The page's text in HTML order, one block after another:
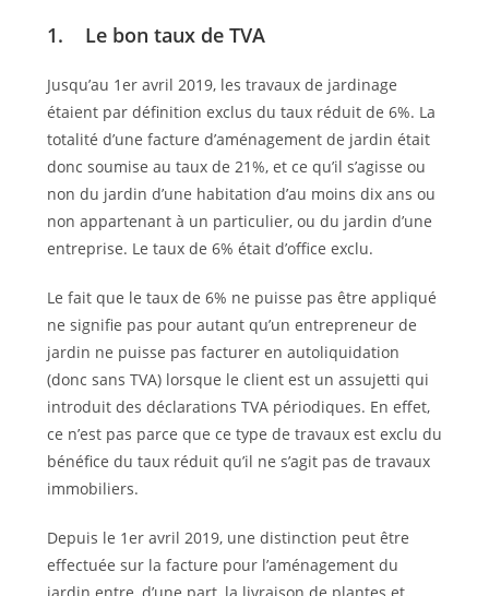
1. Le bon taux de TVA
Jusqu’au 1er avril 2019, les travaux de jardinage
étaient par définition exclus du taux réduit de 6%. La
totalité d’une facture d’aménagement de jardin était
donc soumise au taux de 21%, et ce qu’il s’agisse ou
non du jardin d’une habitation d’au moins dix ans ou
non appartenant à un particulier, ou du jardin d’une
entreprise. Le taux de 6% était d’office exclu.
Le fait que le taux de 6% ne puisse pas être appliqué
ne signifie pas pour autant qu’un entrepreneur de
jardin ne puisse pas facturer en autoliquidation
(donc sans TVA) lorsque le client est un assujetti qui
introduit des déclarations TVA périodiques. En effet,
ce n’est pas parce que ce type de travaux est exclu du
bénéfice du taux réduit qu’il ne s’agit pas de travaux
immobiliers.
Depuis le 1er avril 2019, une distinction peut être
effectuée sur la facture pour l’aménagement du